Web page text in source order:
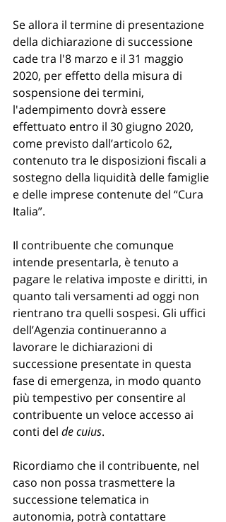
Se allora il termine di presentazione
della dichiarazione di successione
cade tra l'8 marzo e il 31 maggio
2020, per effetto della misura di
sospensione dei termini,
l'adempimento dovrà essere
effettuato entro il 30 giugno 2020,
come previsto dall’articolo 62,
contenuto tra le disposizioni fiscali a
sostegno della liquidità delle famiglie
e delle imprese contenute del “Cura
Italia”.
Il contribuente che comunque
intende presentarla, è tenuto a
pagare le relativa imposte e diritti, in
quanto tali versamenti ad oggi non
rientrano tra quelli sospesi. Gli uffici
dell’Agenzia continueranno a
lavorare le dichiarazioni di
successione presentate in questa
fase di emergenza, in modo quanto
più tempestivo per consentire al
contribuente un veloce accesso ai
conti del de cuius.
Ricordiamo che il contribuente, nel
caso non possa trasmettere la
successione telematica in
autonomia, potrà contattare